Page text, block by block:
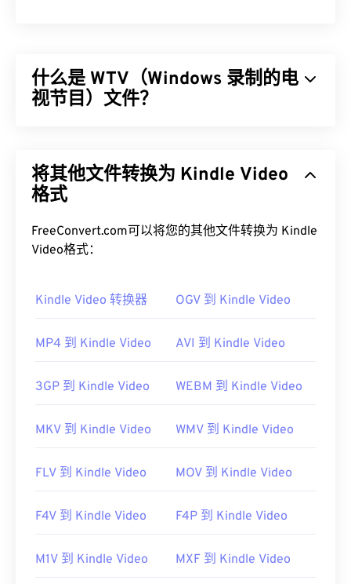
什么是 WTV（Windows 录制的电
视节目）文件？
个多媒体容器，使用MPEG-2和MPEG-4压缩视频，
使用MPEG-1 Layer II
WTV 取代了另一种微软专有格式DVR-MS。
需要注意的是，微软已不再支持 WTV。无论如何，
果内容受版权保护，则只能在录制内容的 Windows
平台上播放。
器、Cyber​​link PowerDirector、Cyber​​link
首次发行：2008 年
https://en.wikipedia.org/wiki/
将其他文件转换为 Kindle Video
格式
FreeConvert.com可以将您的其他文件转换为 Kindle
Video格式：
Kindle Video 转换器 OGV 到 Kindle Video
MP4 到 Kindle Video AVI 到 Kindle Video
3GP 到 Kindle Video WEBM 到 Kindle Video
MKV 到 Kindle Video WMV 到 Kindle Video
FLV 到 Kindle Video MOV 到 Kindle Video
F4V 到 Kindle Video F4P 到 Kindle Video
M1V 到 Kindle Video MXF 到 Kindle Video